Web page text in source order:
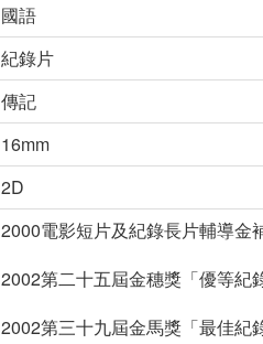
國語
紀錄片
傳記
16mm
2D
2000電影短片及紀錄長片輔導金
2002第二十五屆金穗獎「優等紀
2002第三十九屆金馬獎「最佳紀